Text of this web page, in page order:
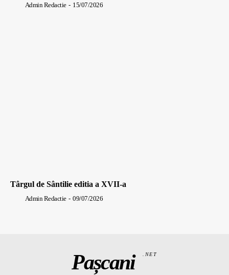
Admin Redactie - 15/07/2026
Târgul de Sântilie editia a XVII-a
Admin Redactie - 09/07/2026
Pașcani .NET